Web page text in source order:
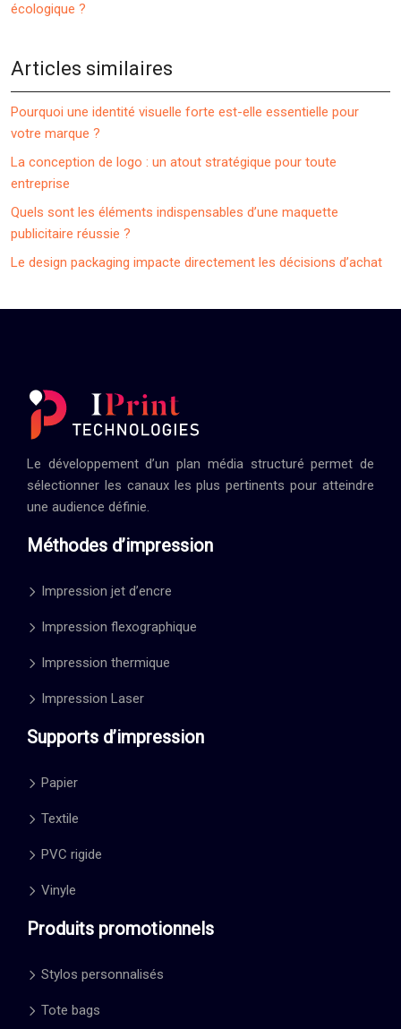
écologique ?
Articles similaires
Pourquoi une identité visuelle forte est-elle essentielle pour
votre marque ?
La conception de logo : un atout stratégique pour toute
entreprise
Quels sont les éléments indispensables d’une maquette
publicitaire réussie ?
Le design packaging impacte directement les décisions d’achat
Le développement d’un plan média structuré permet de
sélectionner les canaux les plus pertinents pour atteindre
une audience définie.
Méthodes d’impression
Impression jet d’encre
Impression flexographique
Impression thermique
Impression Laser
Supports d’impression
Papier
Textile
PVC rigide
Vinyle
Produits promotionnels
Stylos personnalisés
Tote bags